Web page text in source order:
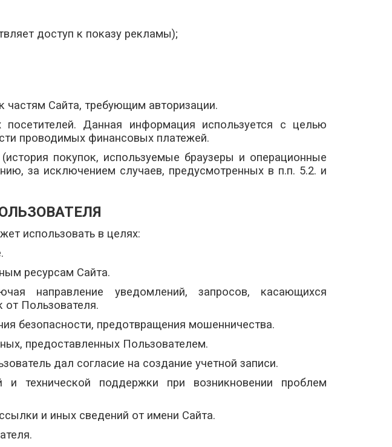
доступ к показу рекламы);
Сайта, требующим авторизации.
Данная информация используется с целью
проводимых финансовых платежей.
покупок, используемые браузеры и операционные
за исключением случаев, предусмотренных в п.п. 5.2. и
использовать в целях:
ресурсам Сайта.
направление уведомлений, запросов, касающихся
от Пользователя.
безопасности, предотвращения мошенничества.
предоставленных Пользователем.
дал согласие на создание учетной записи.
и технической поддержки при возникновении проблем
и иных сведений от имени Сайта.